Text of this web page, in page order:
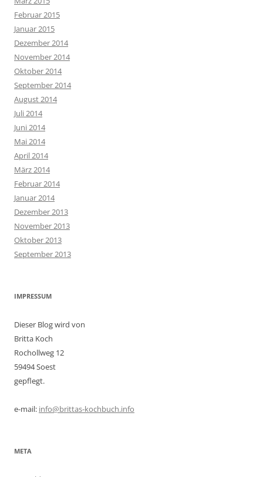
Februar 2015
Januar 2015
Dezember 2014
November 2014
Oktober 2014
September 2014
August 2014
Juli 2014
Juni 2014
Mai 2014
April 2014
März 2014
Februar 2014
Januar 2014
Dezember 2013
November 2013
Oktober 2013
September 2013
IMPRESSUM
Dieser Blog wird von
Britta Koch
Rochollweg 12
59494 Soest
gepflegt.
e-mail: info@brittas-kochbuch.info
META